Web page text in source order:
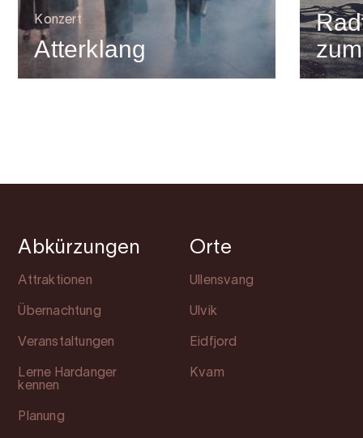
Konzert
Atterklang
Abkürzungen
Attraktionen
Übernachtung
Veranstaltungen
Lerne Hardanger
kennen
Planung
Orte
Ullensvang
Ulvik
Eidfjord
Kvam